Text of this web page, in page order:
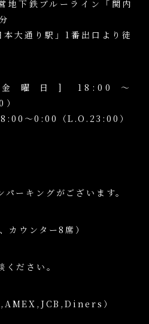
地下鉄ブルーライン「関内
大通り駅」1番出口より徒
曜日] 18:00～
～0:00（L.O.23:00）
ーキングがございます。
カウンター8席）
ださい。
）